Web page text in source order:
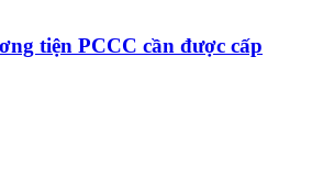
tiện PCCC cần được cấp